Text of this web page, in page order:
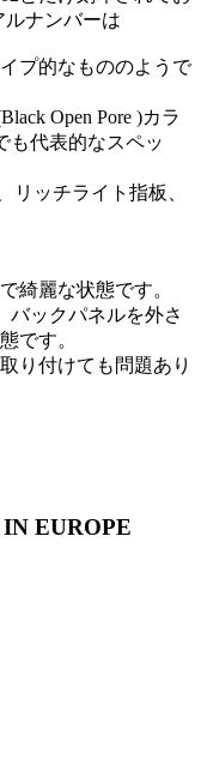
ルナンバーは
プ的なもののようで
Open Pore )カラ
も代表的なスペッ
リッチライト指板、
綺麗な状態です。
バックパネルを外さ
です。
り付けても問題あり
EUROPE